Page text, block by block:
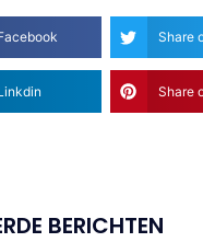
Share
Share
BERICHTEN